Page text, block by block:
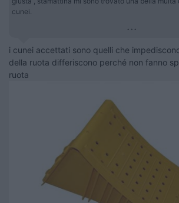
cunei.
...
i cunei accettati sono quelli che
della ruota differiscono perché non fanno
ruota